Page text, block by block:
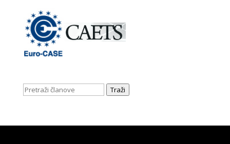
Traži